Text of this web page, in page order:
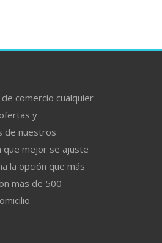
comercio cualquier
y
de nuestros
que mejor se ajuste
la opción que más
mas de 500